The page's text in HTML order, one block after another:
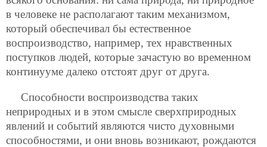
в человеке не располагают таким механизмом,
который обеспечивал бы естественное
воспроизводство, например, тех нравственных
поступков людей, которые зачастую во временном
континууме далеко отстоят друг от друга.
Способности воспроизводства таких
неприродных и в этом смысле сверхприродных
явлений и событий являются чисто духовными
способностями, и они вновь возникают, рождаются